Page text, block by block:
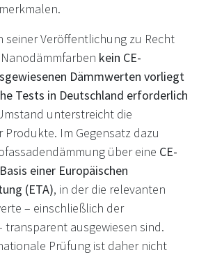
seiner Veröffentlichung zu Recht
kein CE-
Dämmwerten vorliegt
Tests in Deutschland erforderlich
unterstreicht die
Im Gegensatz dazu
über eine CE-
einer Europäischen
(ETA), in der die relevanten
– einschließlich der
transparent ausgewiesen sind.
Prüfung ist daher nicht